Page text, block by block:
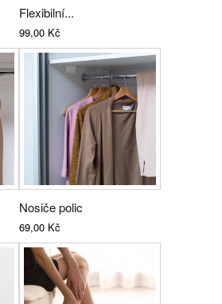
Flexibilní...
99,00 Kč
Nosiče polic
69,00 Kč